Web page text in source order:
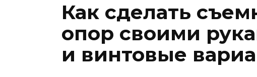
Как сделать
опор своими
и винтовые